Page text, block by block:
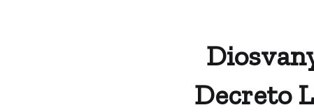
Decreto